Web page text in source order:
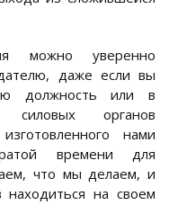
можно уверенно
даже если вы
должность или в
силовых органов
нами
времени для
что мы делаем, и
на своем